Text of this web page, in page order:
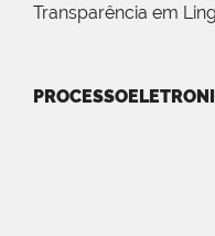
Transparência em